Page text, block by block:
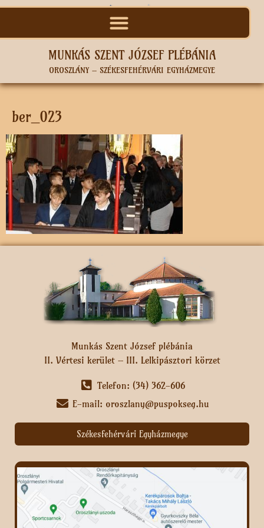
MUNKÁS SZENT JÓZSEF PLÉBÁNIA
OROSZLÁNY – SZÉKESFEHÉRVÁRI EGYHÁZMEGYE
ber_023
Munkás Szent József plébánia
II. Vértesi kerület – III. Lelkipásztori körzet
Telefon: (34) 362-606
E-mail: oroszlany@puspokseg.hu
Székesfehérvári Egyházmegye